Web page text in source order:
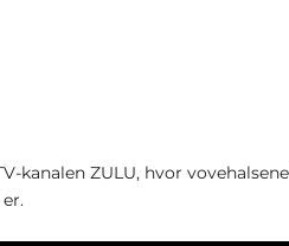
kanalen ZULU, hvor